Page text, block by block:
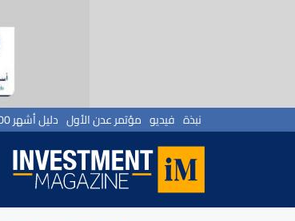
نبذة فيديو مؤتمر عدن الأول دليل أشهر 100 علامة تجارية